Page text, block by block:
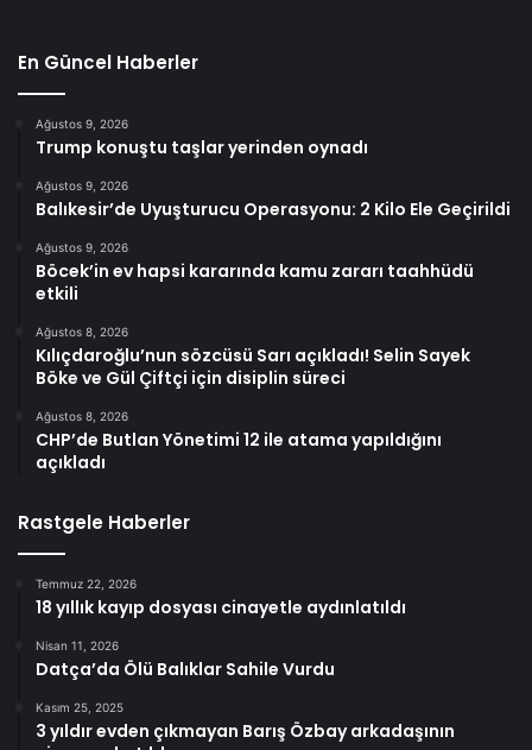
En Güncel Haberler
Ağustos 9, 2026
Trump konuştu taşlar yerinden oynadı
Ağustos 9, 2026
Balıkesir’de Uyuşturucu Operasyonu: 2 Kilo Ele Geçirildi
Ağustos 9, 2026
Böcek’in ev hapsi kararında kamu zararı taahhüdü
etkili
Ağustos 8, 2026
Kılıçdaroğlu’nun sözcüsü Sarı açıkladı! Selin Sayek
Böke ve Gül Çiftçi için disiplin süreci
Ağustos 8, 2026
CHP’de Butlan Yönetimi 12 ile atama yapıldığını
açıkladı
Rastgele Haberler
Temmuz 22, 2026
18 yıllık kayıp dosyası cinayetle aydınlatıldı
Nisan 11, 2026
Datça’da Ölü Balıklar Sahile Vurdu
Kasım 25, 2025
3 yıldır evden çıkmayan Barış Özbay arkadaşının